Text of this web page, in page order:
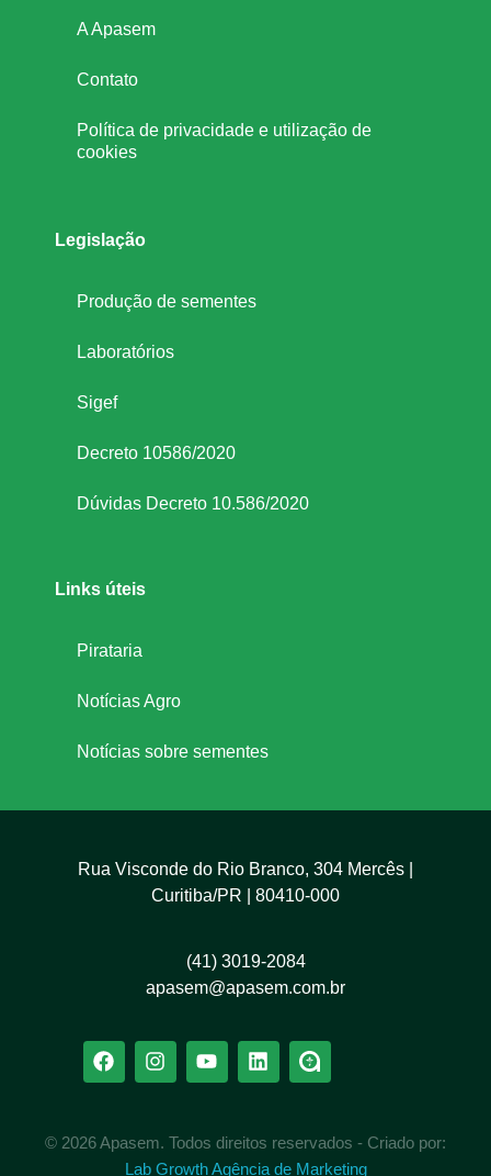
A Apasem
Contato
Política de privacidade e utilização de
cookies
Legislação
Produção de sementes
Laboratórios
Sigef
Decreto 10586/2020
Dúvidas Decreto 10.586/2020
Links úteis
Pirataria
Notícias Agro
Notícias sobre sementes
Rua Visconde do Rio Branco, 304 Mercês |
Curitiba/PR | 80410-000
(41) 3019-2084
apasem@apasem.com.br
© 2026 Apasem. Todos direitos reservados - Criado por:
Lab Growth Agência de Marketing